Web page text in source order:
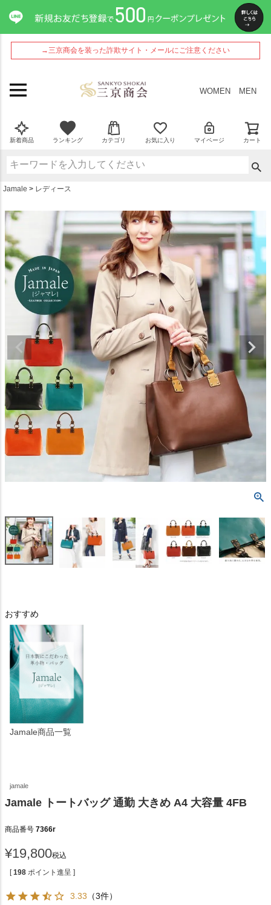
→三京商会を装った詐欺サイト・メールにご注意ください
WOMEN MEN
新着商品 ランキング カテゴリ お気に入り マイページ カート
Jamale レディース
おすすめ
Jamale商品一覧
jamale
Jamale トートバッグ 通勤 大きめ A4 大容量 4FB
商品番号 7366r
¥19,800税込
[ 198 ポイント進呈 ]
3.33 （3件）
ペー
ジト
ップ
へ